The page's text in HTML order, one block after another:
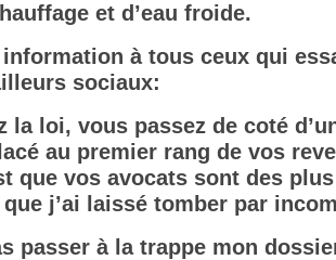
et d’eau froide.
à tous ceux qui
sociaux:
la loi, vous passez de coté
au premier rang de vos
que vos avocats sont des
j’ai laissé tomber par
passer à la trappe mon